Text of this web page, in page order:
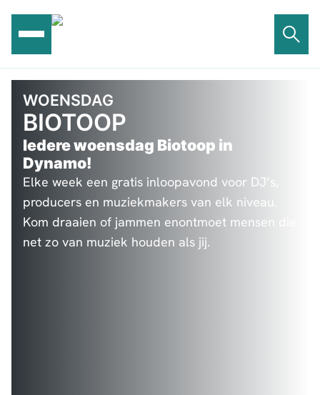
inhoud
WOENSDAG
BIOTOOP
Iedere woensdag Biotoop in
Dynamo!
Elke week een gratis inloopavond voor DJ’s,
producers en muziekmakers van elk niveau.
Kom draaien of jammen enontmoet mensen die
net zo van muziek houden als jij.